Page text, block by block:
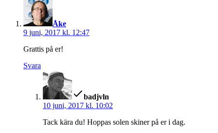
Åke
9 juni, 2017 kl. 12:47
Grattis på er!
Svara
badjvln
10 juni, 2017 kl. 10:02
Tack kära du! Hoppas solen skiner på er i dag.